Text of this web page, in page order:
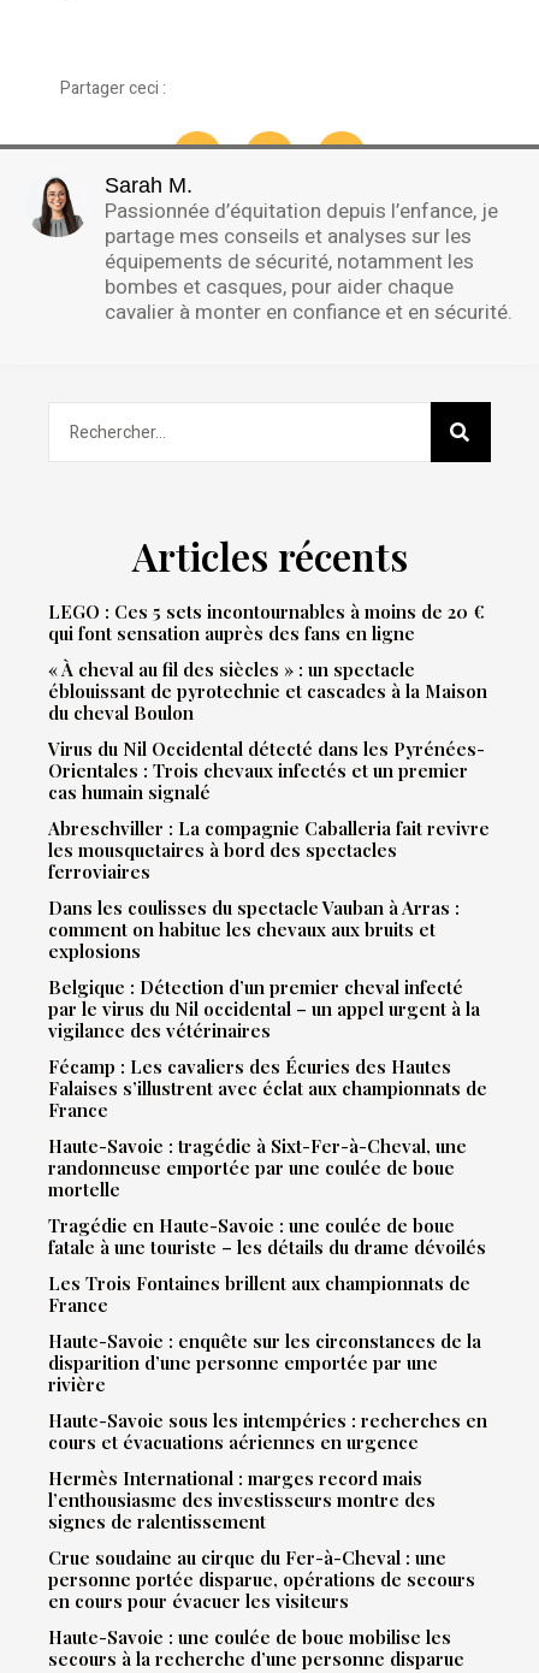
Partager ceci :
Sarah M.
Passionnée d’équitation depuis l’enfance, je
partage mes conseils et analyses sur les
équipements de sécurité, notamment les
bombes et casques, pour aider chaque
cavalier à monter en confiance et en sécurité.
Articles récents
LEGO : Ces 5 sets incontournables à moins de 20 €
qui font sensation auprès des fans en ligne
« À cheval au fil des siècles » : un spectacle
éblouissant de pyrotechnie et cascades à la Maison
du cheval Boulon
Virus du Nil Occidental détecté dans les Pyrénées-
Orientales : Trois chevaux infectés et un premier
cas humain signalé
Abreschviller : La compagnie Caballeria fait revivre
les mousquetaires à bord des spectacles
ferroviaires
Dans les coulisses du spectacle Vauban à Arras :
comment on habitue les chevaux aux bruits et
explosions
Belgique : Détection d’un premier cheval infecté
par le virus du Nil occidental – un appel urgent à la
vigilance des vétérinaires
Fécamp : Les cavaliers des Écuries des Hautes
Falaises s’illustrent avec éclat aux championnats de
France
Haute-Savoie : tragédie à Sixt-Fer-à-Cheval, une
randonneuse emportée par une coulée de boue
mortelle
Tragédie en Haute-Savoie : une coulée de boue
fatale à une touriste – les détails du drame dévoilés
Les Trois Fontaines brillent aux championnats de
France
Haute-Savoie : enquête sur les circonstances de la
disparition d’une personne emportée par une
rivière
Haute-Savoie sous les intempéries : recherches en
cours et évacuations aériennes en urgence
Hermès International : marges record mais
l’enthousiasme des investisseurs montre des
signes de ralentissement
Crue soudaine au cirque du Fer-à-Cheval : une
personne portée disparue, opérations de secours
en cours pour évacuer les visiteurs
Haute-Savoie : une coulée de boue mobilise les
secours à la recherche d’une personne disparue